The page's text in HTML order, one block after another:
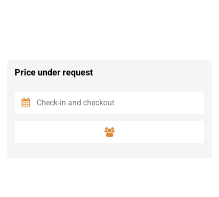
Price under request